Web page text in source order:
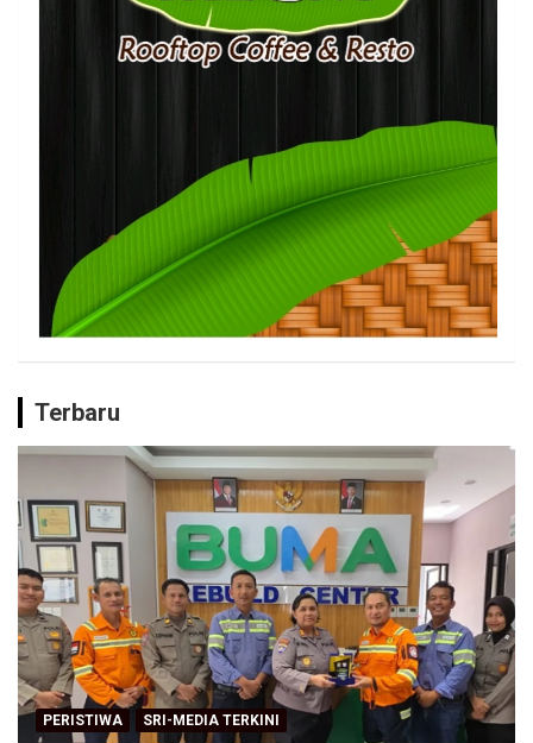
Terbaru
PERISTIWA SRI-MEDIA TERKINI